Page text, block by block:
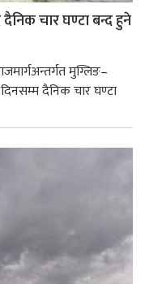
चार घण्टा बन्द हुने
मुग्लिङ–
दैनिक चार घण्टा